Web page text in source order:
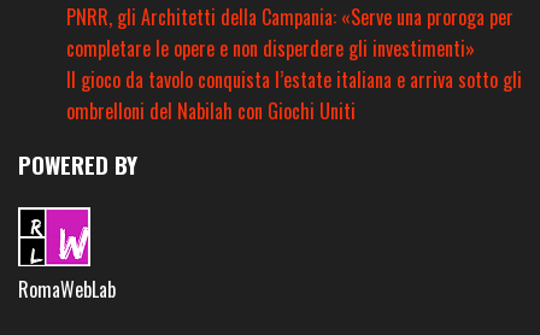
PNRR, gli Architetti della Campania: «Serve una proroga per
completare le opere e non disperdere gli investimenti»
Il gioco da tavolo conquista l’estate italiana e arriva sotto gli
ombrelloni del Nabilah con Giochi Uniti
POWERED BY
RomaWebLab